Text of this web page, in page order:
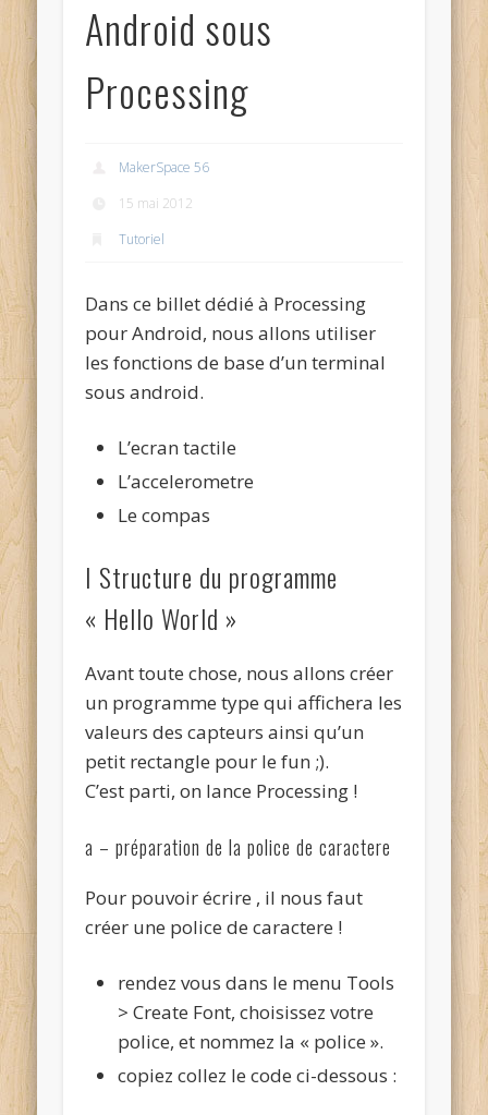
Android sous
Processing
MakerSpace 56
15 mai 2012
Tutoriel
Dans ce billet dédié à Processing
pour Android, nous allons utiliser
les fonctions de base d’un terminal
sous android.
L’ecran tactile
L’accelerometre
Le compas
I Structure du programme
« Hello World »
Avant toute chose, nous allons créer
un programme type qui affichera les
valeurs des capteurs ainsi qu’un
petit rectangle pour le fun ;).
C’est parti, on lance Processing !
a – préparation de la police de caractere
Pour pouvoir écrire , il nous faut
créer une police de caractere !
rendez vous dans le menu Tools
> Create Font, choisissez votre
police, et nommez la « police ».
copiez collez le code ci-dessous :